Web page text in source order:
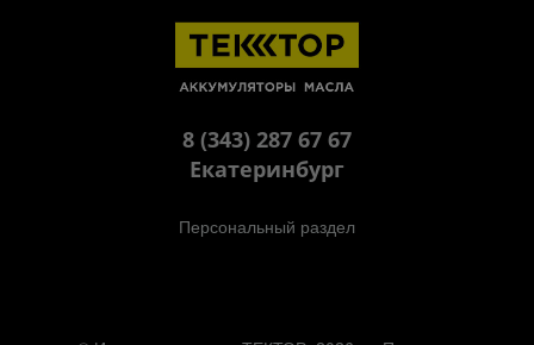
8 (343) 287 67 67
Екатеринбург
Персональный раздел